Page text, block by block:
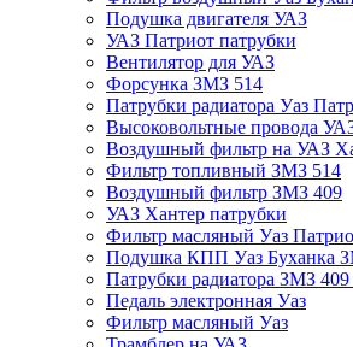
Подушка двигателя УАЗ
УАЗ Патриот патрубки
Вентилятор для УАЗ
Форсунка ЗМЗ 514
Патрубки радиатора Уаз
Высоковольтные провода
Воздушный фильтр на УАЗ
Фильтр топливный ЗМЗ 514
Воздушный фильтр ЗМЗ 409
УАЗ Хантер патрубки
Фильтр масляный Уаз
Подушка КПП Уаз Буханка
Патрубки радиатора ЗМЗ
Педаль электронная Уаз
Фильтр масляный Уаз